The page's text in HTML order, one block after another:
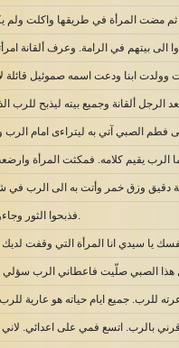
مضت المرأة في طريقها واكلت ولم
الرب يقيم كلامه. فمكثت المرأة
فذبحوا الثور وجاءوا بالصبي الى عالي.
للرب. جميع ايام حياته هو عارية